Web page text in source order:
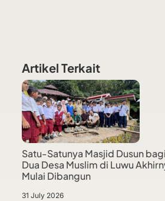
Artikel Terkait
Satu-Satunya Masjid Dusun bagi
Dua Desa Muslim di Luwu
Mulai Dibangun
31 July 2026